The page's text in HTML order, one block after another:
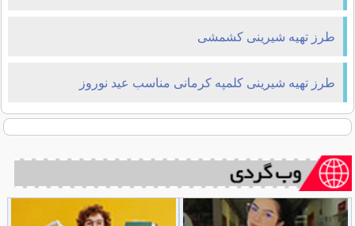
طرز تهیه شیرینی کشمشی
طرز تهیه شیرینی کلمپه کرمانی مناسب عید نوروز